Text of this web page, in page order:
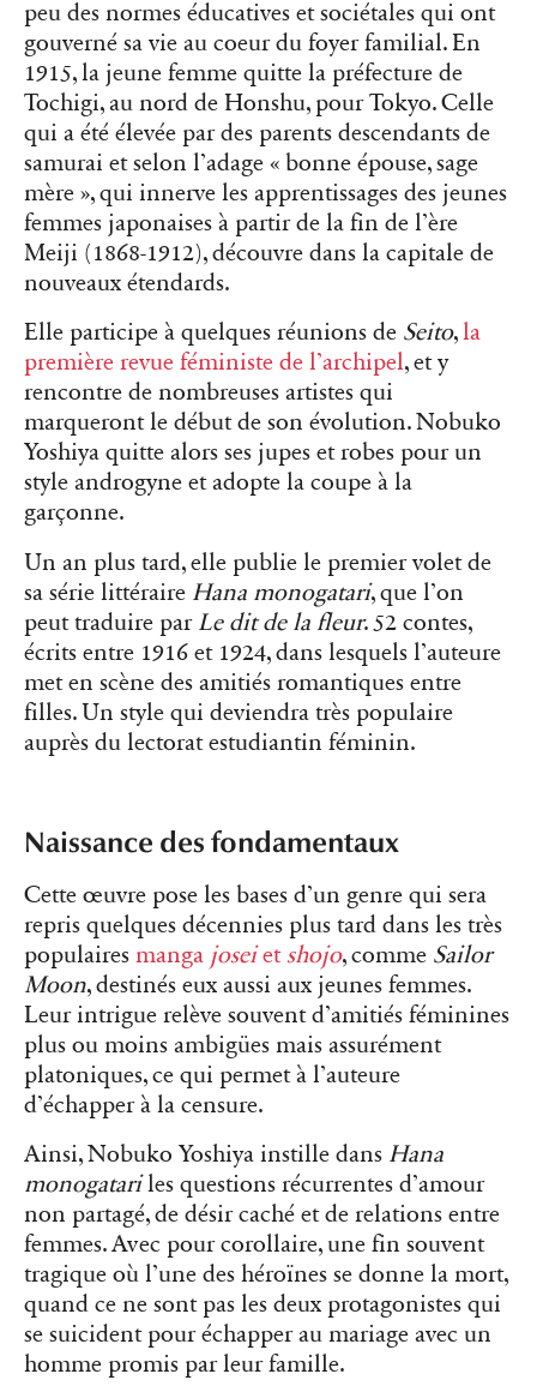
peu des normes éducatives et sociétales qui ont
gouverné sa vie au coeur du foyer familial. En
1915, la jeune femme quitte la préfecture de
Tochigi, au nord de Honshu, pour Tokyo. Celle
qui a été élevée par des parents descendants de
samurai et selon l’adage « bonne épouse, sage
mère », qui innerve les apprentissages des jeunes
femmes japonaises à partir de la fin de l’ère
Meiji (1868-1912), découvre dans la capitale de
nouveaux étendards.
Elle participe à quelques réunions de Seito,la
première revue féministe de l’archipel, et y
rencontre de nombreuses artistes qui
marqueront le début de son évolution. Nobuko
Yoshiya quitte alors ses jupes et robes pour un
style androgyne et adopte la coupe à la
garçonne.
Un an plus tard, elle publie le premier volet de
sa série littéraire Hana monogatari,que l’on
peut traduire par Le dit de la fleur. 52 contes,
écrits entre 1916 et 1924, dans lesquels l’auteure
met en scène des amitiés romantiques entre
filles. Un style qui deviendra très populaire
auprès du lectorat estudiantin féminin.
Naissance des fondamentaux
Cette œuvre pose les bases d’un genre qui sera
repris quelques décennies plus tard dans les très
populaires manga joseietshojo, comme Sailor
Moon, destinés eux aussi aux jeunes femmes.
Leur intrigue relève souvent d’amitiés féminines
plus ou moins ambigües mais assurément
platoniques, ce qui permet à l’auteure
d’échapper à la censure.
Ainsi, Nobuko Yoshiya instille dans Hana
monogatariles questions récurrentes d’amour
non partagé, de désir caché et de relations entre
femmes. Avec pour corollaire, une fin souvent
tragique où l’une des héroïnes se donne la mort,
quand ce ne sont pas les deux protagonistes qui
se suicident pour échapper au mariage avec un
homme promis par leur famille.